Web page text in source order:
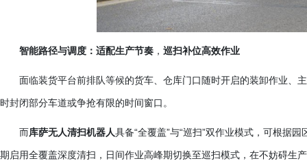
智能路径与调度：适配生产节奏 ， 巡扫补位高效作业
面临装货平台前排队等候的货车、仓库门口随时开启的装卸作业、
时封闭部分车道或争抢有限的时间窗口。
而库萨无人清扫机器人具备“全覆盖”与“巡扫”双作业模式，可根据
期启用全覆盖深度清扫，日间作业高峰期切换至巡扫模式，在不妨碍生